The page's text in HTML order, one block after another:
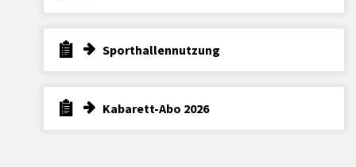
Sporthallennutzung
Kabarett-Abo 2026